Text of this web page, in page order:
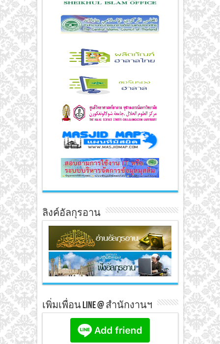
ลิงค์อัลกุรอาน
เพิ่มเพื่อน line @ สำนักงานฯ